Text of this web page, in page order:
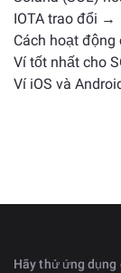
IOTA trao đổi →
Cách hoạt động
Ví tốt nhất cho
Ví iOS và
Hãy thử ứng dụng